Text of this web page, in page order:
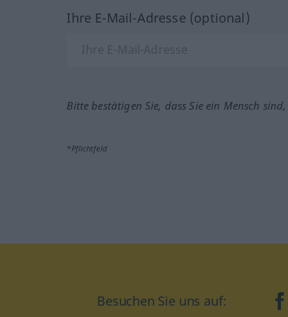
Ihre E-Mail-Adresse (optional)
Bitte bestätigen Sie, dass Sie ein Mensch
*Pflichtfeld
Besuchen Sie uns auf: